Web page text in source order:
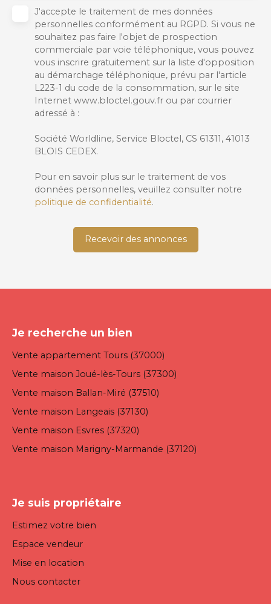
J'accepte le traitement de mes données
personnelles conformément au RGPD. Si vous ne
souhaitez pas faire l'objet de prospection
commerciale par voie téléphonique, vous pouvez
vous inscrire gratuitement sur la liste d'opposition
au démarchage téléphonique, prévu par l'article
L223-1 du code de la consommation, sur le site
Internet www.bloctel.gouv.fr ou par courrier
adressé à :
Société Worldline, Service Bloctel, CS 61311, 41013
BLOIS CEDEX.
Pour en savoir plus sur le traitement de vos
données personnelles, veuillez consulter notre
politique de confidentialité.
Recevoir des annonces
Je recherche un bien
Vente appartement Tours (37000)
Vente maison Joué-lès-Tours (37300)
Vente maison Ballan-Miré (37510)
Vente maison Langeais (37130)
Vente maison Esvres (37320)
Vente maison Marigny-Marmande (37120)
Je suis propriétaire
Estimez votre bien
Espace vendeur
Mise en location
Nous contacter